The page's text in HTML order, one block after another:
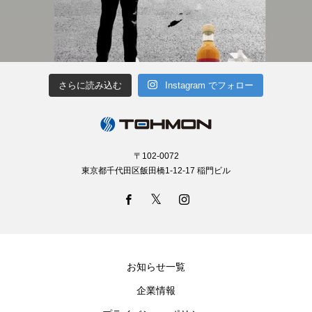
さらに読み込む Instagram でフォロー
〒102-0072
東京都千代田区飯田橋1-12-17 稲門ビル
お知らせ一覧
企業情報